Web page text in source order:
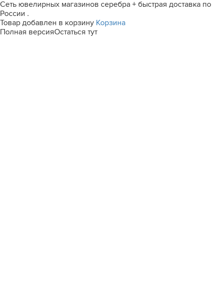
Сеть ювелирных магазинов серебра + быстрая доставка по
России .
Товар добавлен в корзину Корзина
Полная версияОстаться тут